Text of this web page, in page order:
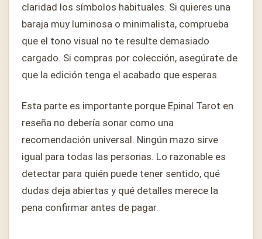
claridad los símbolos habituales. Si quieres una
baraja muy luminosa o minimalista, comprueba
que el tono visual no te resulte demasiado
cargado. Si compras por colección, asegúrate de
que la edición tenga el acabado que esperas.
Esta parte es importante porque Epinal Tarot en
reseña no debería sonar como una
recomendación universal. Ningún mazo sirve
igual para todas las personas. Lo razonable es
detectar para quién puede tener sentido, qué
dudas deja abiertas y qué detalles merece la
pena confirmar antes de pagar.